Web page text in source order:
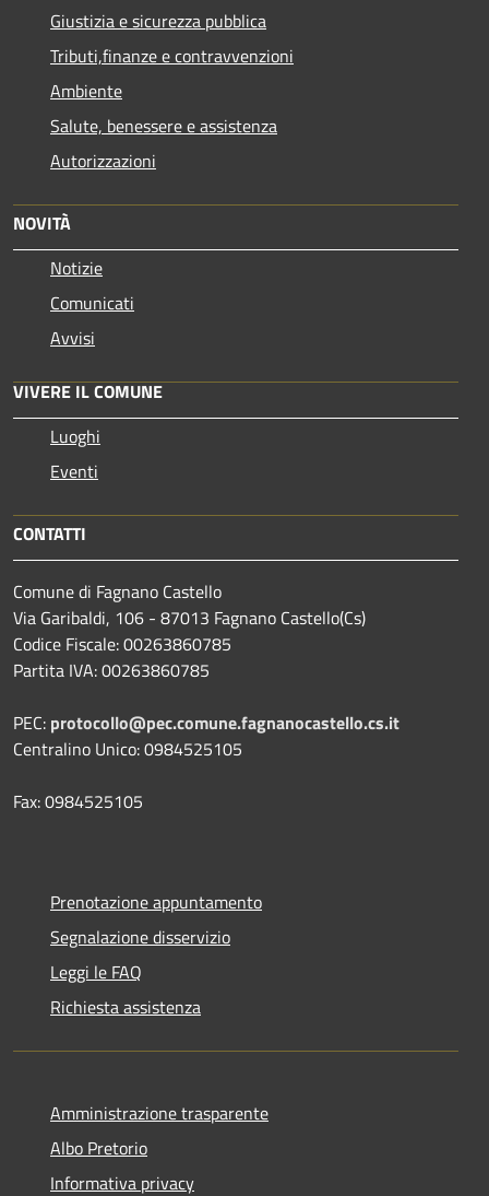
Giustizia e sicurezza pubblica
Tributi,finanze e contravvenzioni
Ambiente
Salute, benessere e assistenza
Autorizzazioni
NOVITÀ
Notizie
Comunicati
Avvisi
VIVERE IL COMUNE
Luoghi
Eventi
CONTATTI
Comune di Fagnano Castello
Via Garibaldi, 106 - 87013 Fagnano Castello(Cs)
Codice Fiscale: 00263860785
Partita IVA: 00263860785
PEC: protocollo@pec.comune.fagnanocastello.cs.it
Centralino Unico: 0984525105
Fax: 0984525105
Prenotazione appuntamento
Segnalazione disservizio
Leggi le FAQ
Richiesta assistenza
Amministrazione trasparente
Albo Pretorio
Informativa privacy